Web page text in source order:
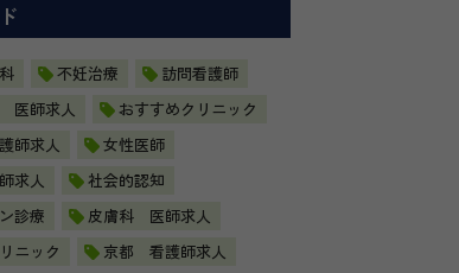
不妊治療
訪問看護師
医師求人
おすすめクリニック
師求人
女性医師
求人
社会的認知
診療
皮膚科 医師求人
ニック
京都 看護師求人